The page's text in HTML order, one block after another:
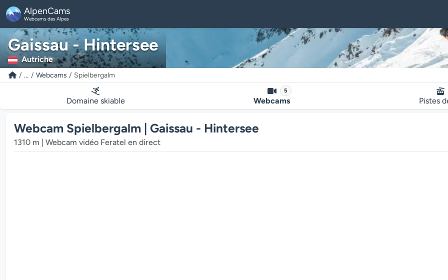
AlpenCams
Webcams des Alpes
Gaissau - Hintersee
Autriche
... Webcams Spielbergalm
Domaine skiable
5
Webcams Pistes
Webcam Spielbergalm | Gaissau - Hintersee
1310 m | Webcam vidéo Feratel en direct